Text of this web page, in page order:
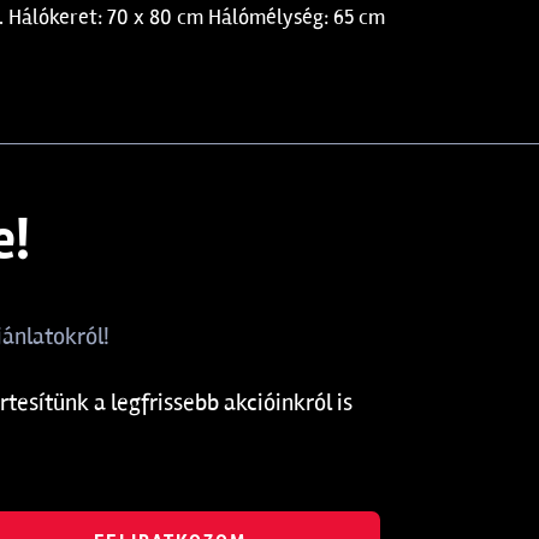
70 x 80 cm Hálómélység: 65 cm
a legfrissebb akcióinkról is